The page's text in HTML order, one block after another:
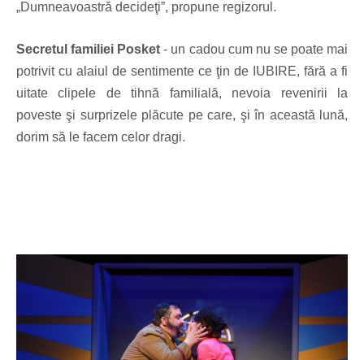
„Dumneavoastră decideţi”, propune regizorul.
Secretul familiei Posket - un cadou cum nu se poate mai
potrivit cu alaiul de sentimente ce ţin de IUBIRE, fără a fi
uitate clipele de tihnă familială, nevoia revenirii la
poveste şi surprizele plăcute pe care, şi în această lună,
dorim să le facem celor dragi.